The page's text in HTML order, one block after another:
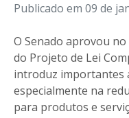
Publicado em 09 de
O Senado aprovou
do Projeto de Lei
introduz importantes
especialmente na
para produtos e